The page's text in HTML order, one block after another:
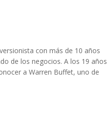
con más de 10 años
de los negocios. A los 19 años
a Warren Buffet, uno de